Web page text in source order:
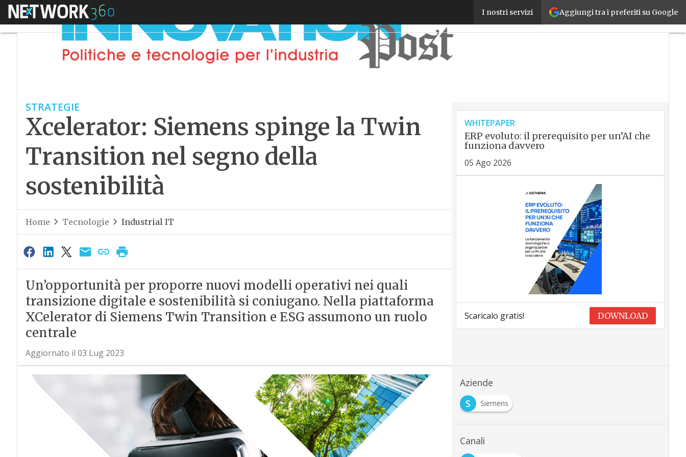
Aggiungi tra i preferiti su Google
I nostri servizi
Menu Xcelerator: Siemens spinge la Twin Transition
STRATEGIE
Xcelerator: Siemens spinge la Twin
Transition nel segno della
sostenibilità
Home Tecnologie Industrial IT
Un’opportunità per proporre nuovi modelli operativi nei quali
transizione digitale e sostenibilità si coniugano. Nella piattaforma
XCelerator di Siemens Twin Transition e ESG assumono un ruolo
centrale
Aggiornato il 03 Lug 2023
WHITEPAPER
ERP evoluto: il prerequisito per un’AI che
funziona davvero
05 Ago 2026
Scaricalo gratis! DOWNLOAD
Aziende
S
Siemens
Canali